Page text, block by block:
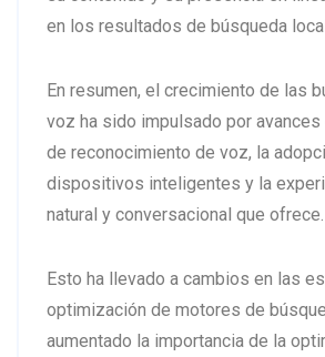
en los resultados de búsqueda
En resumen, el crecimiento de las
voz ha sido impulsado por
de reconocimiento de voz, la
dispositivos inteligentes y la
natural y conversacional que ofrece.
Esto ha llevado a cambios en las
optimización de motores de
aumentado la importancia de la